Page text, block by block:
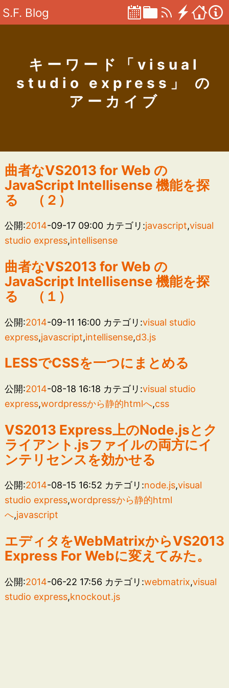
S.F. Blog
キーワード「visual
studio express」 の
アーカイブ
曲者なVS2013 for Web の
JavaScript Intellisense 機能を探
る （２）
公開:2014-09-17 09:00 カテゴリ:javascript,visual
studio express,intellisense
曲者なVS2013 for Web の
JavaScript Intellisense 機能を探
る （１）
公開:2014-09-11 16:00 カテゴリ:visual studio
express,javascript,intellisense,d3.js
LESSでCSSを一つにまとめる
公開:2014-08-18 16:18 カテゴリ:visual studio
express,wordpressから静的htmlへ,css
VS2013 Express上のNode.jsとク
ライアント.jsファイルの両方にイ
ンテリセンスを効かせる
公開:2014-08-15 16:52 カテゴリ:node.js,visual
studio express,wordpressから静的html
へ,javascript
エディタをWebMatrixからVS2013
Express For Webに変えてみた。
公開:2014-06-22 17:56 カテゴリ:webmatrix,visual
studio express,knockout.js